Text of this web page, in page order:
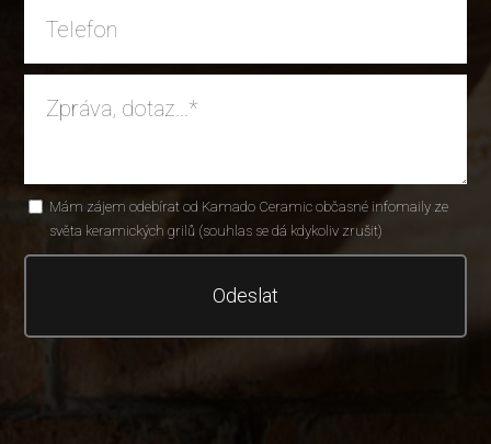
Mám zájem odebírat od Kamado Ceramic občasné infomaily ze
světa keramických grilů (souhlas se dá kdykoliv zrušit)
Odeslat